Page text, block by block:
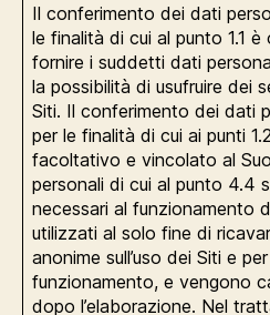
Il conferimento dei dati
le finalità di cui al punto 1.1
fornire i suddetti dati
la possibilità di usufruire dei
Siti. Il conferimento dei dati
per le finalità di cui ai punti
facoltativo e vincolato al
personali di cui al punto 4.4
necessari al funzionamento
utilizzati al solo fine di
anonime sull’uso dei Siti e
funzionamento, e vengono
dopo l’elaborazione. Nel